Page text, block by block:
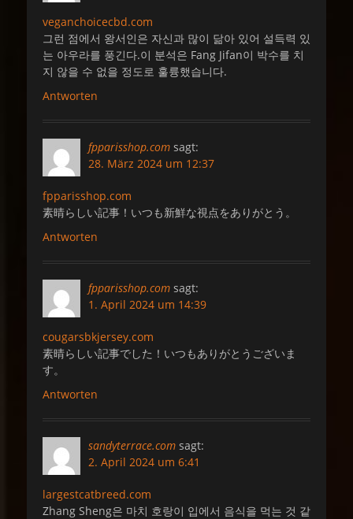
veganchoicecbd.com
그런 점에서 왕서인은 자신과 많이 닮아 있어 설득력 있
는 아우라를 풍긴다.이 분석은 Fang Jifan이 박수를 치
지 않을 수 없을 정도로 훌륭했습니다.
Antworten
fpparisshop.com sagt:
28. März 2024 um 12:37
fpparisshop.com
素晴らしい記事！いつも新鮮な視点をありがとう。
Antworten
fpparisshop.com sagt:
1. April 2024 um 14:39
cougarsbkjersey.com
素晴らしい記事でした！いつもありがとうございま
す。
Antworten
sandyterrace.com sagt:
2. April 2024 um 6:41
largestcatbreed.com
Zhang Sheng은 마치 호랑이 입에서 음식을 먹는 것 같